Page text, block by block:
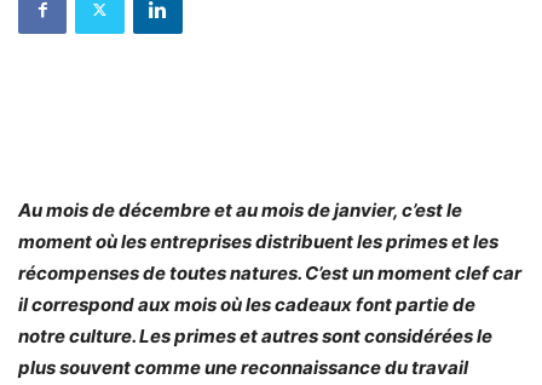
Au mois de décembre et au mois de janvier, c’est le
moment où les entreprises distribuent les primes et les
récompenses de toutes natures. C’est un moment clef car
il correspond aux mois où les cadeaux font partie de
notre culture. Les primes et autres sont considérées le
plus souvent comme une reconnaissance du travail